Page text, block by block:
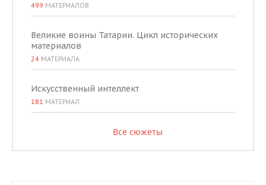
499 МАТЕРИАЛОВ
Великие воины Татарии. Цикл исторических
материалов
24 МАТЕРИАЛА
Искусственный интеллект
181 МАТЕРИАЛ
Все сюжеты